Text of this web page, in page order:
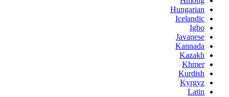
Hungarian
Icelandic
Igbo
Javanese
Kannada
Kazakh
Khmer
Kurdish
Kyrgyz
Latin